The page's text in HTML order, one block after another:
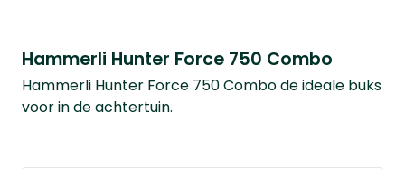
Hammerli Hunter Force 750 Combo
Hammerli Hunter Force 750 Combo de ideale buks
voor in de achtertuin.